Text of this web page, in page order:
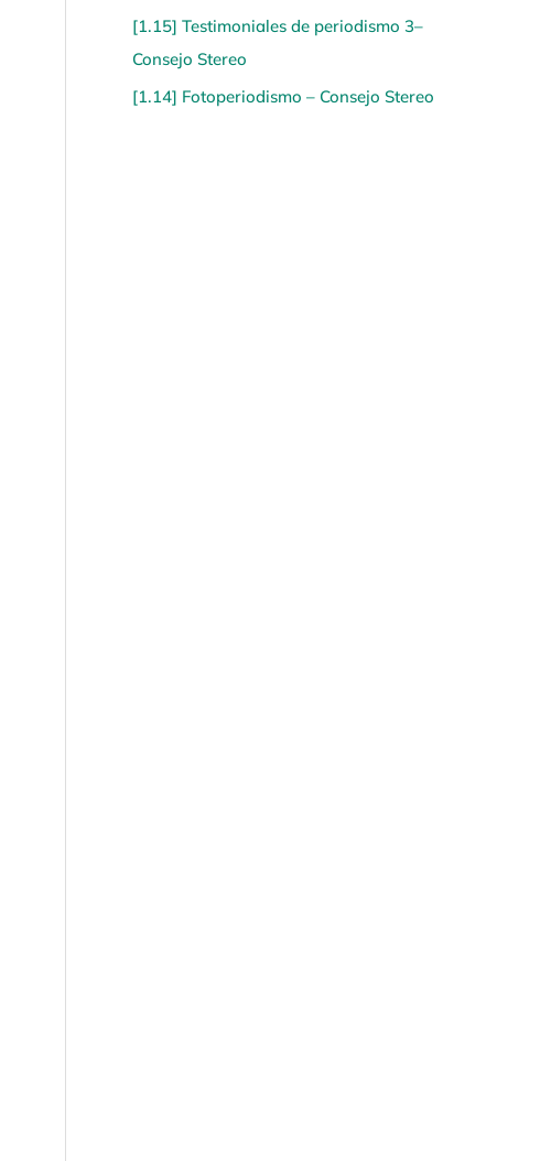
[1.15] Testimoniales de periodismo 3–
Consejo Stereo
[1.14] Fotoperiodismo – Consejo Stereo